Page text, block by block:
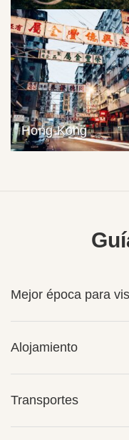
Hong Kong
Mejor época para
Alojamiento
Transportes